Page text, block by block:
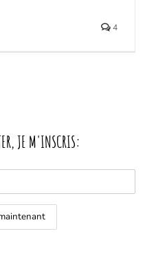
4
JE M'INSCRIS: